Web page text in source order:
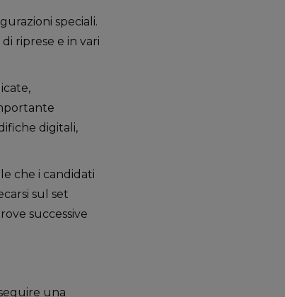
speciali.
riprese e in vari
digitali,
che i candidati
sul set
successive
una